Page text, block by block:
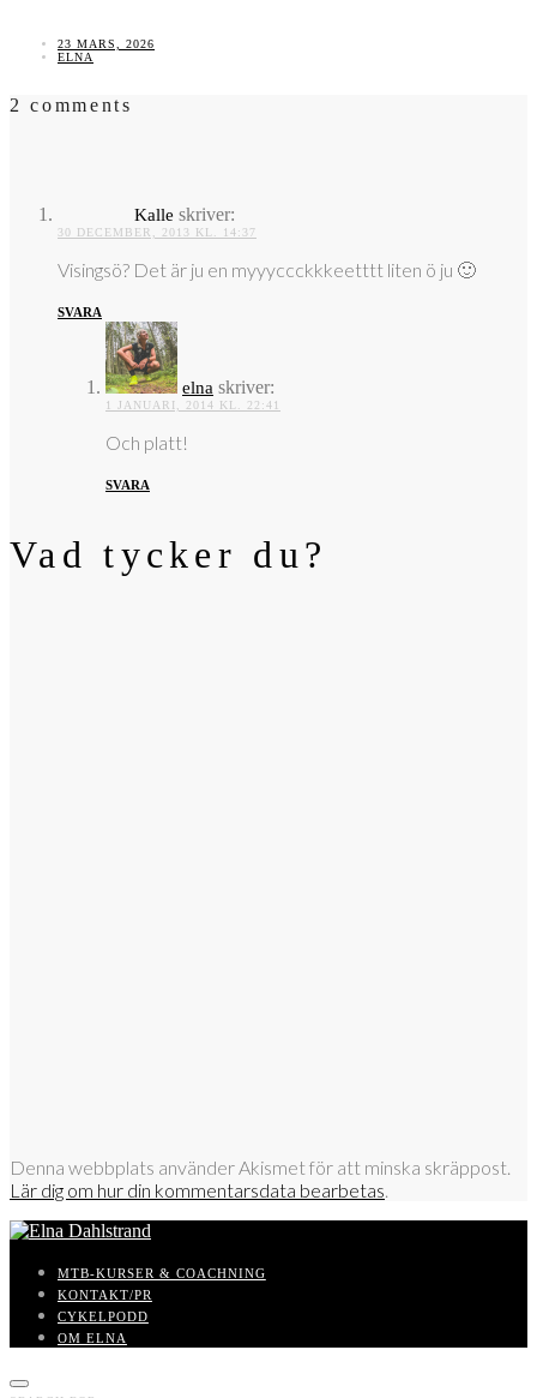
23 MARS, 2026
ELNA
2 comments
Kalle skriver:
30 DECEMBER, 2013 KL. 14:37
Visingsö? Det är ju en myyyccckkkeetttt liten ö ju 🙂
SVARA
elna skriver:
1 JANUARI, 2014 KL. 22:41
Och platt!
SVARA
Vad tycker du?
Denna webbplats använder Akismet för att minska skräppost.
Lär dig om hur din kommentarsdata bearbetas.
MTB-KURSER & COACHNING
KONTAKT/PR
CYKELPODD
OM ELNA